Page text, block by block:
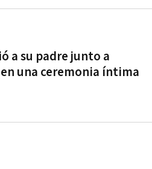
a su padre junto a
una ceremonia íntima